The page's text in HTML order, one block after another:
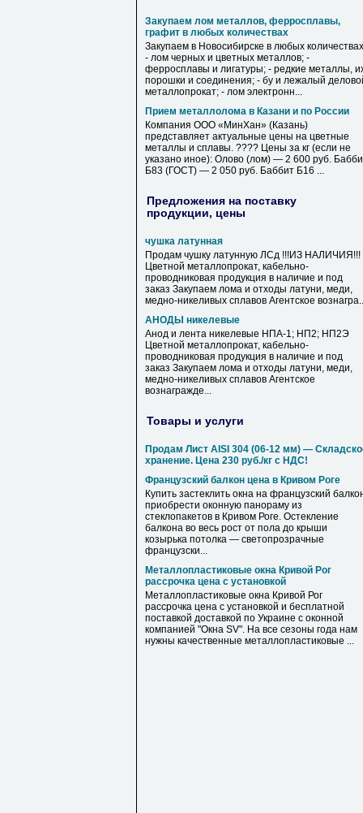
Закупаем лом металлов, ферросплавы,
графит в любых количествах
Закупаем в Новосибирске в любых
- лом черных и цветных металлов; -
ферросплавы и лигатуры; - редкие металлы,
порошки и соединения; - бу и лежалый
металлопрокат; - лом электронн...
Прием металлолома в Казани и по России
Компания ООО «МинХан» (Казань)
представляет актуальные цены на цветные
металлы и сплавы. ???? Цены за кг (если не
указано иное): Олово (лом) — 2 600 руб.
Б83 (ГОСТ) — 2 050 руб. Баббит Б16 ...
Предложения на поставку
продукции, цены
чушка латунная
Продам чушку латунную ЛСд !!!ИЗ НАЛИЧИЯ!!!
Цветной металлопрокат, кабельно-
проводниковая продукция в наличие и под
заказ Закупаем лома и отходы латуни, меди,
медно-никеливых сплавов Агентское
АНОДЫ никелевые
Анод и лента никелевые НПА-1; НП2; НП2Э
Цветной металлопрокат, кабельно-
проводниковая продукция в наличие и под
заказ Закупаем лома и отходы латуни, меди,
медно-никеливых сплавов Агентское
вознагражде...
Товары и услуги
Продам Лист AISI 304 (06-12 мм) —
хранение. Цена 230 руб./кг с НДС!
Французский балкон цена в Кривом Роге
Купить застеклить окна на французский
приобрести оконную панораму из
стеклопакетов в Кривом Роге. Остекление
балкона во весь рост от пола до крыши
козырька потолка — светопрозрачные
французски...
Металлопластиковые окна Кривой Рог
рассрочка цена с установкой
Металлопластиковые окна Кривой Рог
рассрочка цена с установкой и бесплатной
поставкой доставкой по Украине с оконной
компанией "Окна SV". На все сезоны года нам
нужны качественные металлопластиковые ...